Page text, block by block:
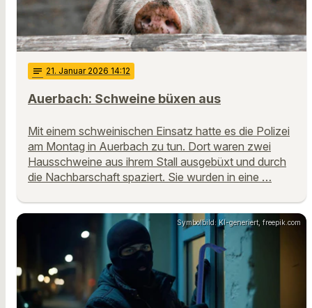
notes 21. Januar 2026 14:12
Auerbach: Schweine büxen aus
Mit einem schweinischen Einsatz hatte es die Polizei
am Montag in Auerbach zu tun. Dort waren zwei
Hausschweine aus ihrem Stall ausgebüxt und durch
die Nachbarschaft spaziert. Sie wurden in eine …
Symbolbild: KI-generiert, freepik.com